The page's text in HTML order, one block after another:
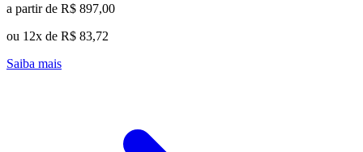
a partir de R$ 897,00
ou 12x de R$ 83,72
Saiba mais